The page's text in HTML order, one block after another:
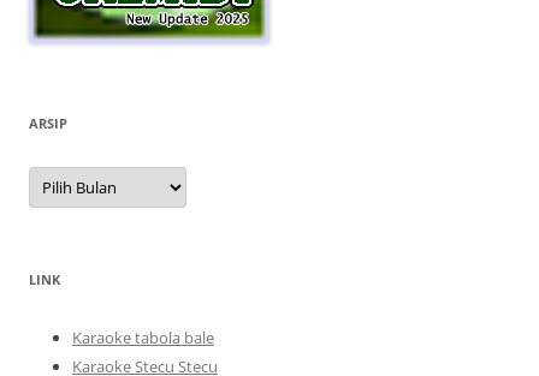
ARSIP
Arsip
LINK
Karaoke tabola bale
Karaoke Stecu Stecu